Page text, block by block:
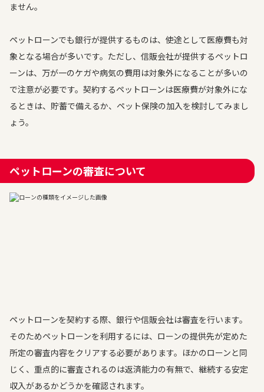
ません。
ペットローンでも銀行が提供するものは、使途として医療費も対
象となる場合が多いです。ただし、信販会社が提供するペットロ
ーンは、万が一のケガや病気の費用は対象外になることが多いの
で注意が必要です。契約するペットローンは医療費が対象外にな
るときは、貯蓄で備えるか、ペット保険の加入を検討してみまし
ょう。
ペットローンの審査について
ペットローンを契約する際、銀行や信販会社は審査を行います。
そのためペットローンを利用するには、ローンの提供先が定めた
所定の審査内容をクリアする必要があります。ほかのローンと同
じく、重点的に審査されるのは返済能力の有無で、継続する安定
収入があるかどうかを確認されます。